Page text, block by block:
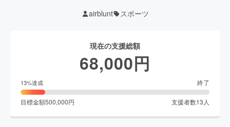
airblunt スポーツ
現在の支援総額
68,000円
13%達成 終了
目標金額500,000円 支援者数13 人